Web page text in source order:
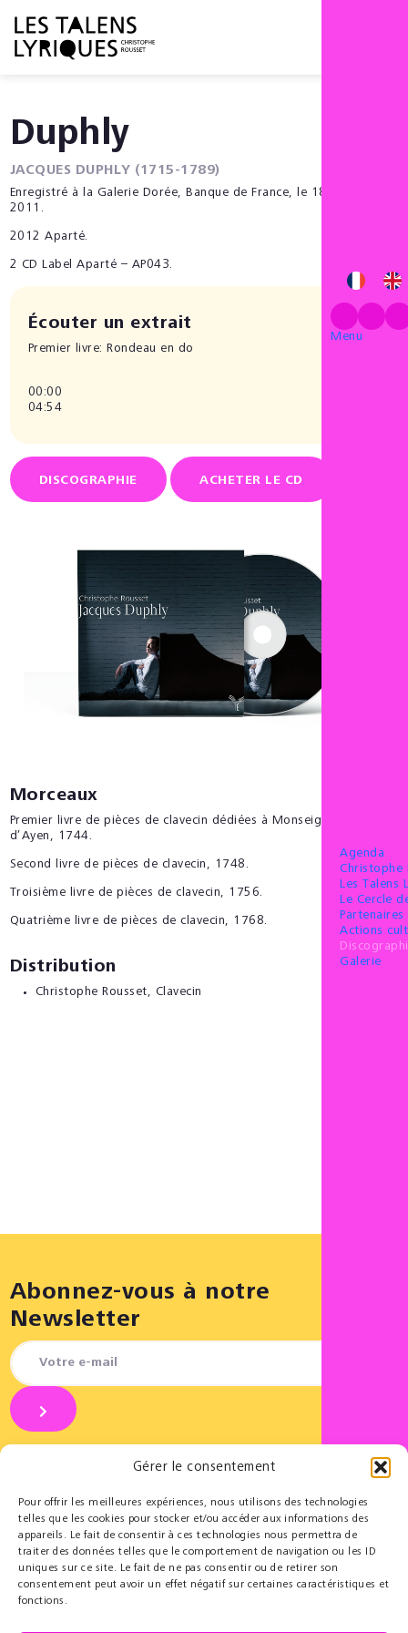
Gérer le consentement
Pour offrir les meilleures expériences, nous utilisons des technologies
telles que les cookies pour stocker et/ou accéder aux informations des
appareils. Le fait de consentir à ces technologies nous permettra de
traiter des données telles que le comportement de navigation ou les ID
uniques sur ce site. Le fait de ne pas consentir ou de retirer son
consentement peut avoir un effet négatif sur certaines caractéristiques et
fonctions.
Menu
Agenda
Christophe
Les Talens
Le Cercle
Actions
Galerie
Duphly
JACQUES DUPHLY (1715-1789)
Enregistré à la Galerie Dorée, Banque de France, le 18 octobre
2011.
2012 Aparté.
2 CD Label Aparté – AP043.
Écouter un extrait
Premier livre: Rondeau en do
00:00
04:54
DISCOGRAPHIE ACHETER LE CD
Morceaux
Premier livre de pièces de clavecin dédiées à Monseigneur le duc
d’Ayen, 1744.
Second livre de pièces de clavecin, 1748.
Troisième livre de pièces de clavecin, 1756.
Quatrième livre de pièces de clavecin, 1768.
Distribution
Christophe Rousset, Clavecin
Abonnez-vous à notre
Newsletter
Partenaires
Le Cercle des Mécènes
Partenaires institutionnels
Nous soutenir
Éducatif
Résidences pédagogiques
t@lenschool